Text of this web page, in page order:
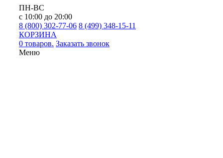
ПН-ВС
с 10:00 до 20:00
8 (800) 302-77-06 8 (499) 348-15-11
КОРЗИНА
0 товаров. Заказать звонок
Меню